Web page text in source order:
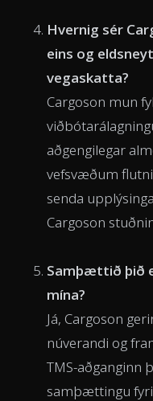
Hvernig sér
eins og
vegaskatta?
Cargoson mun
aðgengilegar
vefsvæðum
senda
Cargoson
Samþættið þið
mína?
Já, Cargoson
núverandi og
TMS-aðganginn
samþættingu